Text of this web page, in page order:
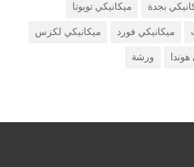
بجدة ميكانيكي تويوتا
ميكانيكي فورد ميكانيكي لكزس
ورشة